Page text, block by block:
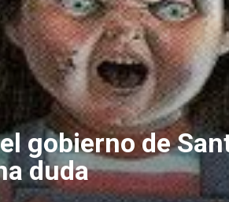
gobierno de
duda